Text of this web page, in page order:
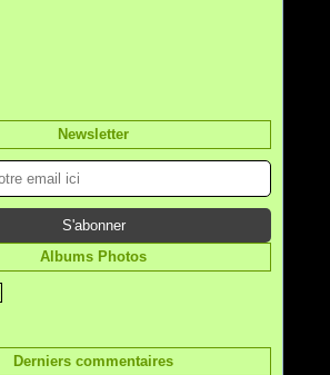
Newsletter
Albums Photos
Derniers commentaires